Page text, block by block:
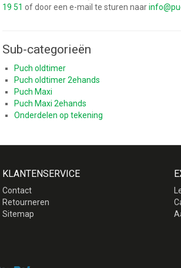
19 51 of door een e-mail te sturen naar
Sub-categorieën
Puch oldtimer
Puch oldtimer 2ehands
Puch Maxi
Puch Maxi 2ehands
Onderdelen op tekening
KLANTENSERVICE
Contact
Retourneren
Sitemap